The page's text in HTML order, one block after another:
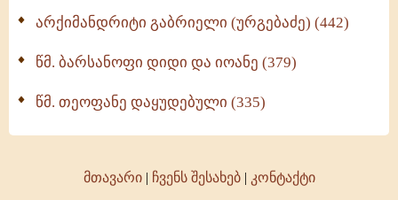
არქიმანდრიტი გაბრიელი (ურგებაძე) (442)
წმ. ბარსანოფი დიდი და იოანე (379)
წმ. თეოფანე დაყუდებული (335)
მთავარი| ჩვენს შესახებ| კონტაქტი